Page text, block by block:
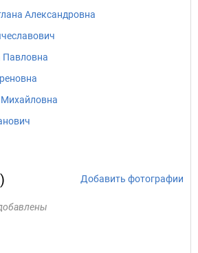
Александровна
Павловна
Добавить фотографии